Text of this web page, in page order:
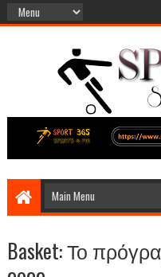
Basket: Το